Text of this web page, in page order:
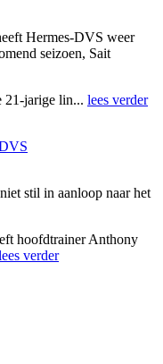
Hermes-DVS weer
seizoen, Sait
21-jarige lin... lees verder
stil in aanloop naar het
hoofdtrainer Anthony
verder